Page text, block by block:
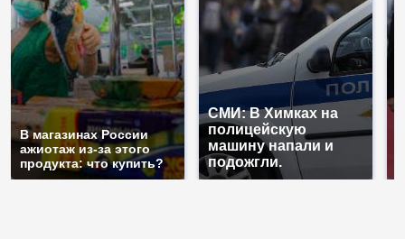
В магазинах России
ажиотаж из-за этого
продукта: что купить?
СМИ: В Химках на
полицейскую
машину напали и
подожгли.